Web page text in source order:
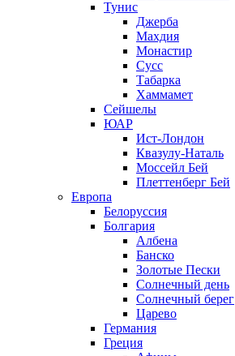
Тунис
Джерба
Махдия
Монастир
Сусс
Табарка
Хаммамет
Сейшелы
ЮАР
Ист-Лондон
Квазулу-Наталь
Моссейл Бей
Плеттенберг Бей
Европа
Белоруссия
Болгария
Албена
Банско
Золотые Пески
Солнечный день
Солнечный берег
Царево
Германия
Греция